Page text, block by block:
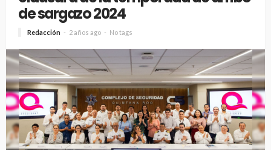
de sargazo 2024
Redacción 2 años ago No tags